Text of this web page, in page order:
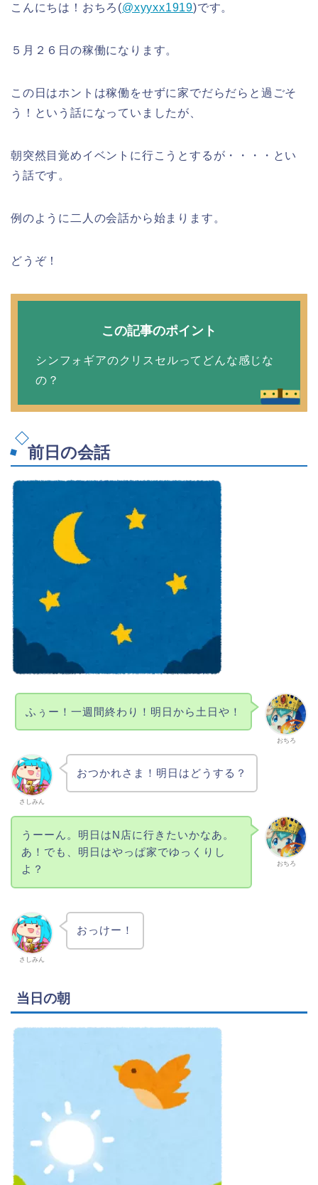
こんにちは！おちろ(@xyyxx1919)です。
５月２６日の稼働になります。
この日はホントは稼働をせずに家でだらだらと過ごそ
う！という話になっていましたが、
朝突然目覚めイベントに行こうとするが・・・・とい
う話です。
例のように二人の会話から始まります。
どうぞ！
この記事のポイント
シンフォギアのクリスセルってどんな感じな
の？
前日の会話
おちろ
ふぅー！一週間終わり！明日から土日や！
さしみん
おつかれさま！明日はどうする？
おちろ
うーーん。明日はN店に行きたいかなあ。
あ！でも、明日はやっぱ家でゆっくりし
よ？
さしみん
おっけー！
当日の朝